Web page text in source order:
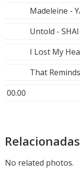
Madeleine -
Untold -
I Lost My
That
00.00
Relacionadas
No related photos.